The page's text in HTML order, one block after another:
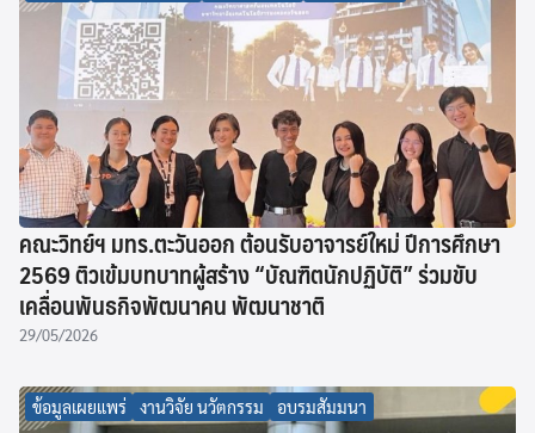
คณะวิทย์ฯ มทร.ตะวันออก ต้อนรับอาจารย์ใหม่ ปีการศึกษา
2569 ติวเข้มบทบาทผู้สร้าง “บัณฑิตนักปฏิบัติ” ร่วมขับ
เคลื่อนพันธกิจพัฒนาคน พัฒนาชาติ
29/05/2026
ข้อมูลเผยแพร่ งานวิจัย นวัตกรรม อบรมสัมมนา